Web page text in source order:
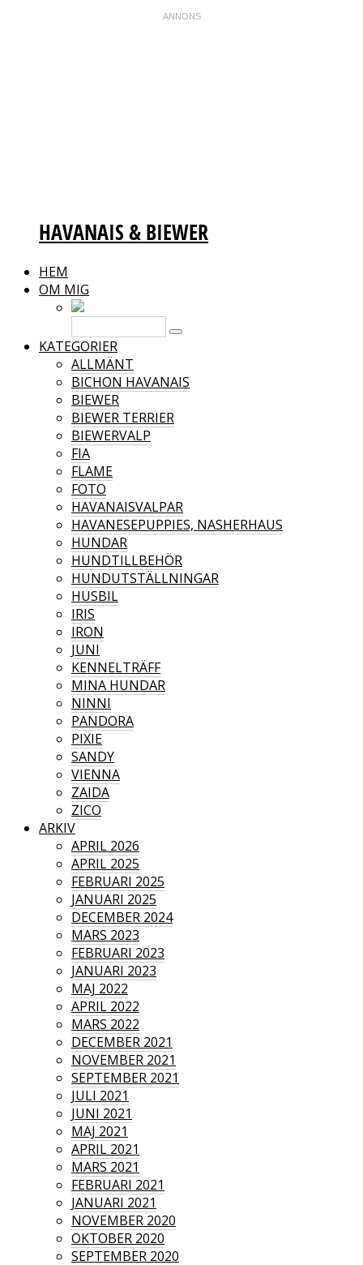
HAVANAIS & BIEWER
HEM
OM MIG
KATEGORIER
ALLMÄNT
BICHON HAVANAIS
BIEWER
BIEWER TERRIER
BIEWERVALP
FIA
FLAME
FOTO
HAVANAISVALPAR
HAVANESEPUPPIES, NASHERHAUS
HUNDAR
HUNDTILLBEHÖR
HUNDUTSTÄLLNINGAR
HUSBIL
IRIS
IRON
JUNI
KENNELTRÄFF
MINA HUNDAR
NINNI
PANDORA
PIXIE
SANDY
VIENNA
ZAIDA
ZICO
ARKIV
APRIL 2026
APRIL 2025
FEBRUARI 2025
JANUARI 2025
DECEMBER 2024
MARS 2023
FEBRUARI 2023
JANUARI 2023
MAJ 2022
APRIL 2022
MARS 2022
DECEMBER 2021
NOVEMBER 2021
SEPTEMBER 2021
JULI 2021
JUNI 2021
MAJ 2021
APRIL 2021
MARS 2021
FEBRUARI 2021
JANUARI 2021
NOVEMBER 2020
OKTOBER 2020
SEPTEMBER 2020